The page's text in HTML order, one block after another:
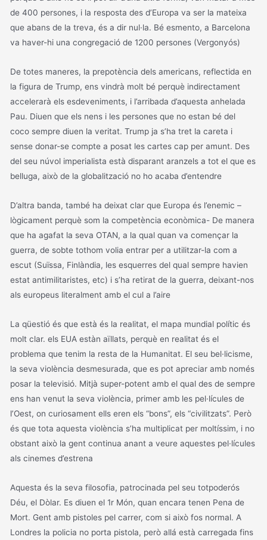
de 400 persones, i la resposta des d’Europa va ser la mateixa
que abans de la treva, és a dir nul·la. Bé esmento, a Barcelona
va haver-hi una congregació de 1200 persones (Vergonyós)
De totes maneres, la prepotència dels americans, reflectida en
la figura de Trump, ens vindrà molt bé perquè indirectament
accelerarà els esdeveniments, i l’arribada d’aquesta anhelada
Pau. Diuen que els nens i les persones que no estan bé del
coco sempre diuen la veritat. Trump ja s’ha tret la careta i
sense donar-se compte a posat les cartes cap per amunt. Des
del seu núvol imperialista està disparant aranzels a tot el que es
belluga, això de la globalització no ho acaba d’entendre
D’altra banda, també ha deixat clar que Europa és l’enemic –
lògicament perquè som la competència econòmica- De manera
que ha agafat la seva OTAN, a la qual quan va començar la
guerra, de sobte tothom volia entrar per a utilitzar-la com a
escut (Suïssa, Finlàndia, les esquerres del qual sempre havien
estat antimilitaristes, etc) i s’ha retirat de la guerra, deixant-nos
als europeus literalment amb el cul a l’aire
La qüestió és que està és la realitat, el mapa mundial polític és
molt clar. els EUA estàn aïllats, perquè en realitat és el
problema que tenim la resta de la Humanitat. El seu bel·licisme,
la seva violència desmesurada, que es pot apreciar amb només
posar la televisió. Mitjà super-potent amb el qual des de sempre
ens han venut la seva violència, primer amb les pel·lícules de
l’Oest, on curiosament ells eren els “bons”, els “civilitzats”. Però
és que tota aquesta violència s’ha multiplicat per moltíssim, i no
obstant això la gent continua anant a veure aquestes pel·lícules
als cinemes d’estrena
Aquesta és la seva filosofia, patrocinada pel seu totpoderós
Déu, el Dòlar. Es diuen el 1r Món, quan encara tenen Pena de
Mort. Gent amb pistoles pel carrer, com si això fos normal. A
Londres la policia no porta pistola, però allá està carregada fins